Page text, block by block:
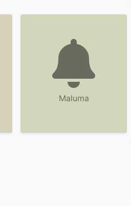
Maluma